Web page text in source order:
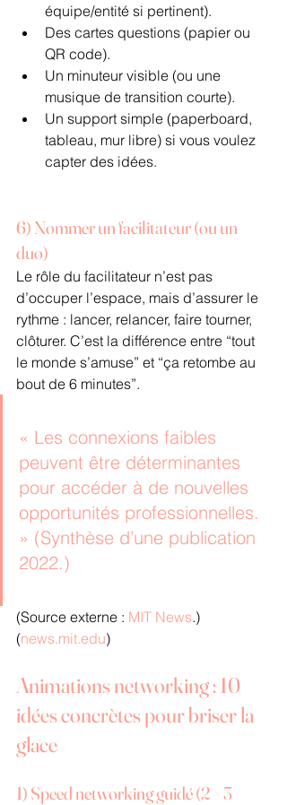
équipe/entité si pertinent).
Des cartes questions (papier ou
QR code).
Un minuteur visible (ou une
musique de transition courte).
Un support simple (paperboard,
tableau, mur libre) si vous voulez
capter des idées.
6) Nommer un facilitateur (ou un
duo)
Le rôle du facilitateur n’est pas
d’occuper l’espace, mais d’assurer le
rythme : lancer, relancer, faire tourner,
clôturer. C’est la différence entre “tout
le monde s’amuse” et “ça retombe au
bout de 6 minutes”.
« Les connexions faibles
peuvent être déterminantes
pour accéder à de nouvelles
opportunités professionnelles.
» (Synthèse d’une publication
2022.)
(Source externe : MIT News.)
(news.mit.edu)
Animations networking : 10
idées concrètes pour briser la
glace
1) Speed networking guidé (2 × 3